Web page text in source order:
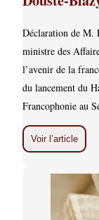
Déclaration de M.
ministre des
l’avenir de la
du lancement du
Francophonie au
Voir l’article